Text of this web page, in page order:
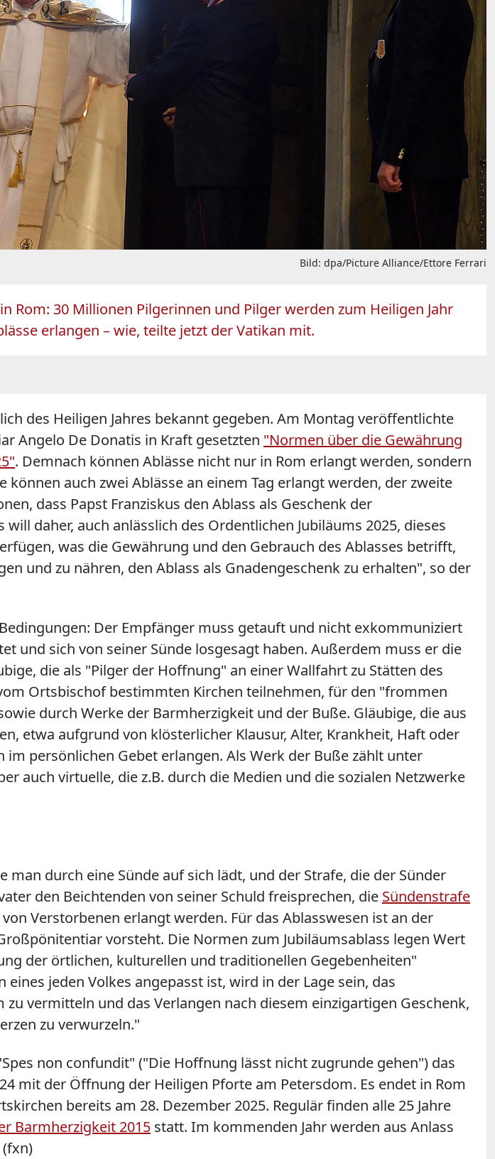
Bild: dpa/Picture Alliance/Ettore Ferrari
Rom: 30 Millionen Pilgerinnen und Pilger werden zum Heiligen Jahr
erlangen – wie, teilte jetzt der Vatikan mit.
des Heiligen Jahres bekannt gegeben. Am Montag veröffentlichte
Angelo De Donatis in Kraft gesetzten "Normen über die Gewährung
. Demnach können Ablässe nicht nur in Rom erlangt werden, sondern
auch zwei Ablässe an einem Tag erlangt werden, der zweite
dass Papst Franziskus den Ablass als Geschenk der
daher, auch anlässlich des Ordentlichen Jubiläums 2025, dieses
was die Gewährung und den Gebrauch des Ablasses betrifft,
und zu nähren, den Ablass als Gnadengeschenk zu erhalten", so der
Der Empfänger muss getauft und nicht exkommuniziert
und sich von seiner Sünde losgesagt haben. Außerdem muss er die
die als "Pilger der Hoffnung" an einer Wallfahrt zu Stätten des
Ortsbischof bestimmten Kirchen teilnehmen, für den "frommen
durch Werke der Barmherzigkeit und der Buße. Gläubige, die aus
etwa aufgrund von klösterlicher Klausur, Alter, Krankheit, Haft oder
persönlichen Gebet erlangen. Als Werk der Buße zählt unter
auch virtuelle, die z.B. durch die Medien und die sozialen Netzwerke
durch eine Sünde auf sich lädt, und der Strafe, die der Sünder
den Beichtenden von seiner Schuld freisprechen, die Sündenstrafe
Verstorbenen erlangt werden. Für das Ablasswesen ist an der
vorsteht. Die Normen zum Jubiläumsablass legen Wert
der örtlichen, kulturellen und traditionellen Gegebenheiten"
jeden Volkes angepasst ist, wird in der Lage sein, das
vermitteln und das Verlangen nach diesem einzigartigen Geschenk,
zu verwurzeln."
non confundit" ("Die Hoffnung lässt nicht zugrunde gehen") das
mit der Öffnung der Heiligen Pforte am Petersdom. Es endet in Rom
bereits am 28. Dezember 2025. Regulär finden alle 25 Jahre
Barmherzigkeit 2015 statt. Im kommenden Jahr werden aus Anlass